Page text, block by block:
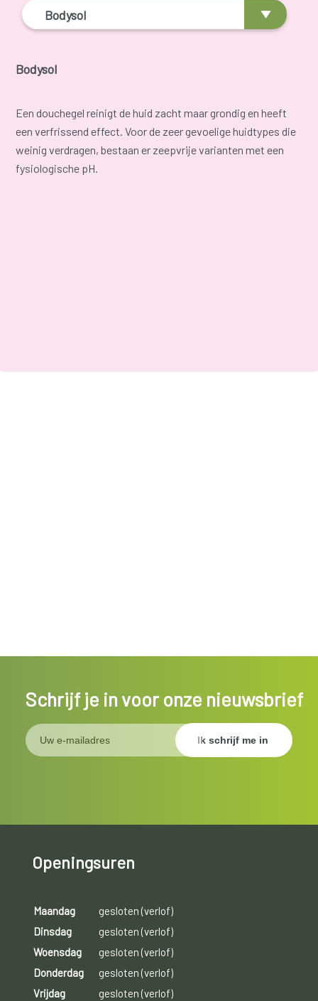
Bodysol
Bodysol
Een douchegel reinigt de huid zacht maar grondig en heeft
een verfrissend effect. Voor de zeer gevoelige huidtypes die
weinig verdragen, bestaan er zeepvrije varianten met een
fysiologische pH.
Schrijf je in voor onze nieuwsbrief
Openingsuren
Maandag
gesloten (verlof)
Dinsdag
gesloten (verlof)
Woensdag
gesloten (verlof)
Donderdag
gesloten (verlof)
Vrijdag
gesloten (verlof)